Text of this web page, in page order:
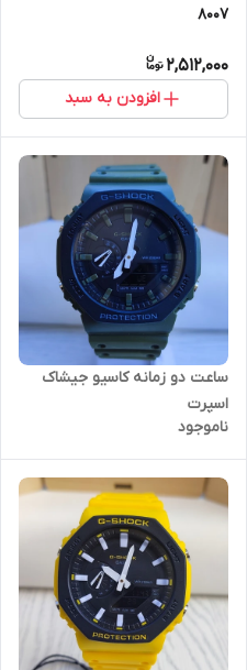
8007
2,512,000
افزودن به سبد
ساعت دو زمانه کاسیو جیشاک
اسپرت
ناموجود